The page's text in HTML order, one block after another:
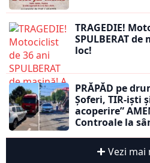
TRAGEDIE!
SPULBERAT
loc!
PRĂPĂD pe
Șoferi, TIR-iști
acoperire”
Controale la
Vezi mai